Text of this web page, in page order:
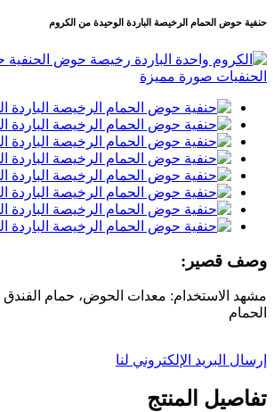
حنفية حوض الحمام الرخيصة الباردة الوحيدة من الكروم
وصف قصير:
مشهد الاستخدام: معدات الحوض، حمام الفندق
الحمام
إرسال البريد الإلكتروني لنا
تفاصيل المنتج